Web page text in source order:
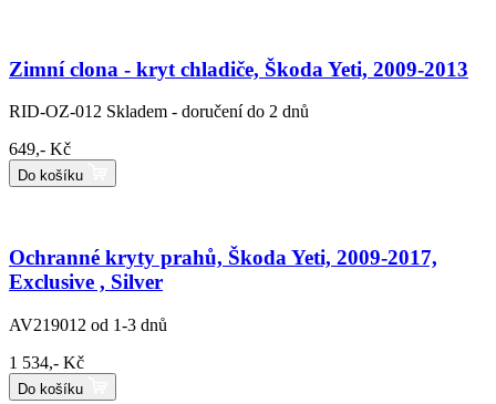
Zimní clona - kryt chladiče, Škoda Yeti, 2009-2013
RID-OZ-012 Skladem - doručení do 2 dnů
649,- Kč
Do košíku
Ochranné kryty prahů, Škoda Yeti, 2009-2017,
Exclusive , Silver
AV219012 od 1-3 dnů
1 534,- Kč
Do košíku